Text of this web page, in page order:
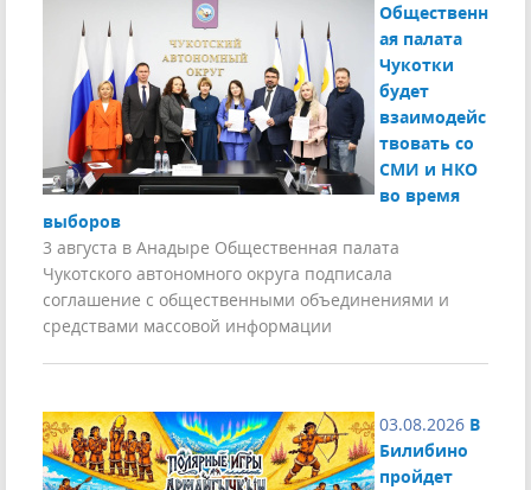
Общественн
ая палата
Чукотки
будет
взаимодейс
твовать со
СМИ и НКО
во время
выборов
3 августа в Анадыре Общественная палата
Чукотского автономного округа подписала
соглашение с общественными объединениями и
средствами массовой информации
03.08.2026 В
Билибино
пройдет